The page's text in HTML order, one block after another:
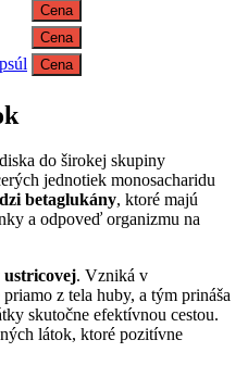
Cena
Cena
Cena
do širokej skupiny
jednotiek monosacharidu
betaglukány, ktoré majú
a odpoveď organizmu na
ustricovej. Vzniká v
z tela huby, a tým prináša
skutočne efektívnou cestou.
látok, ktoré pozitívne